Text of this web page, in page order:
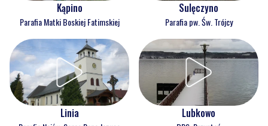
Kąpino
Parafia Matki Boskiej Fatimskiej
Sulęczyno
Parafia pw. Św. Trójcy
Linia Lubkowo